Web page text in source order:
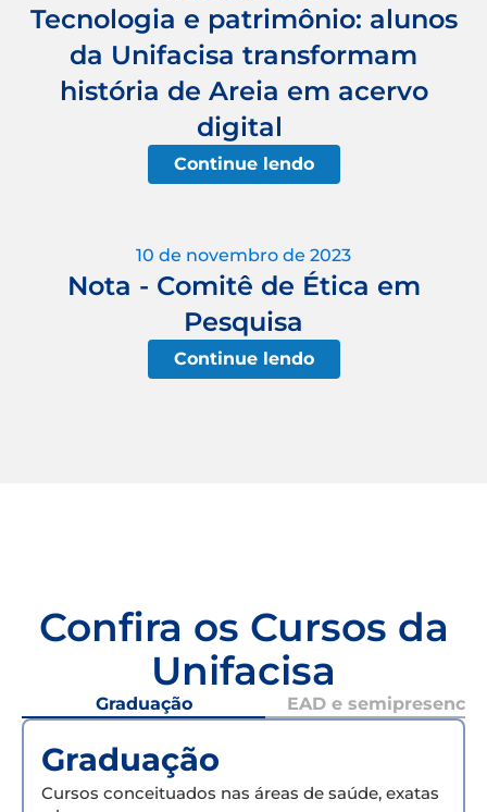
Tecnologia e patrimônio: alunos
da Unifacisa transformam
história de Areia em acervo
digital
Continue lendo
10 de novembro de 2023
Nota - Comitê de Ética em
Pesquisa
Continue lendo
Confira os Cursos da
Unifacisa
Graduação EAD e semipresencial
Graduação
Cursos conceituados nas áreas de saúde, exatas